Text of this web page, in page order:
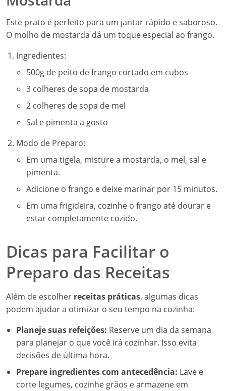
Este prato é perfeito para um jantar rápido e saboroso.
O molho de mostarda dá um toque especial ao frango.
Ingredientes:
500g de peito de frango cortado em cubos
3 colheres de sopa de mostarda
2 colheres de sopa de mel
Sal e pimenta a gosto
Modo de Preparo:
Em uma tigela, misture a mostarda, o mel, sal e
pimenta.
Adicione o frango e deixe marinar por 15 minutos.
Em uma frigideira, cozinhe o frango até dourar e
estar completamente cozido.
Dicas para Facilitar o
Preparo das Receitas
Além de escolher receitas práticas, algumas dicas
podem ajudar a otimizar o seu tempo na cozinha:
Planeje suas refeições: Reserve um dia da semana
para planejar o que você irá cozinhar. Isso evita
decisões de última hora.
Prepare ingredientes com antecedência: Lave e
corte legumes, cozinhe grãos e armazene em